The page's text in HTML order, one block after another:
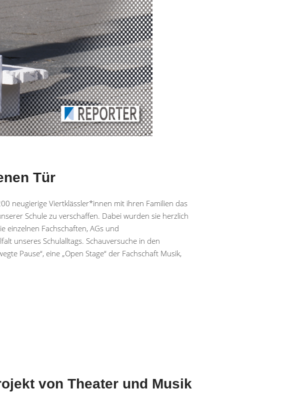
Tür
neugierige Viertklässler*innen mit ihren Familien das
Schule zu verschaffen. Dabei wurden sie herzlich
einzelnen Fachschaften, AGs und
unseres Schulalltags. Schauversuche in den
Pause“, eine „Open Stage“ der Fachschaft Musik,
von Theater und Musik